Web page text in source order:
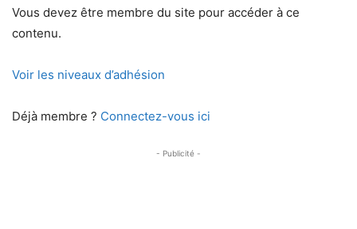
Vous devez être membre du site pour accéder à ce
contenu.
Voir les niveaux d’adhésion
Déjà membre ? Connectez-vous ici
- Publicité -